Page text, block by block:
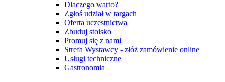
Dlaczego warto?
Zgłoś udział w targach
Oferta uczestnictwa
Zbuduj stoisko
Promuj się z nami
Strefa Wystawcy - złóż zamówienie online
Usługi techniczne
Gastronomia